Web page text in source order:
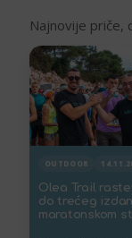
Najnovije priče,
OUTDOOR
Olea Trail
do trećeg
maratonskom